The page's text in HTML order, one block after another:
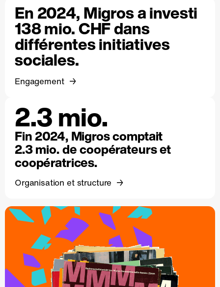
En 2024, Migros a investi
138 mio. CHF dans
différentes initiatives
sociales.
Engagement
2.3 mio.
Fin 2024, Migros comptait
2.3 mio. de coopérateurs et
coopératrices.
Organisation et structure